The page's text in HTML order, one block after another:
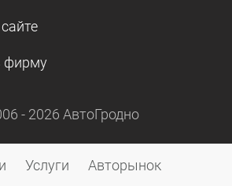
фирму
- 2026 АвтоГродно
Услуги Авторынок